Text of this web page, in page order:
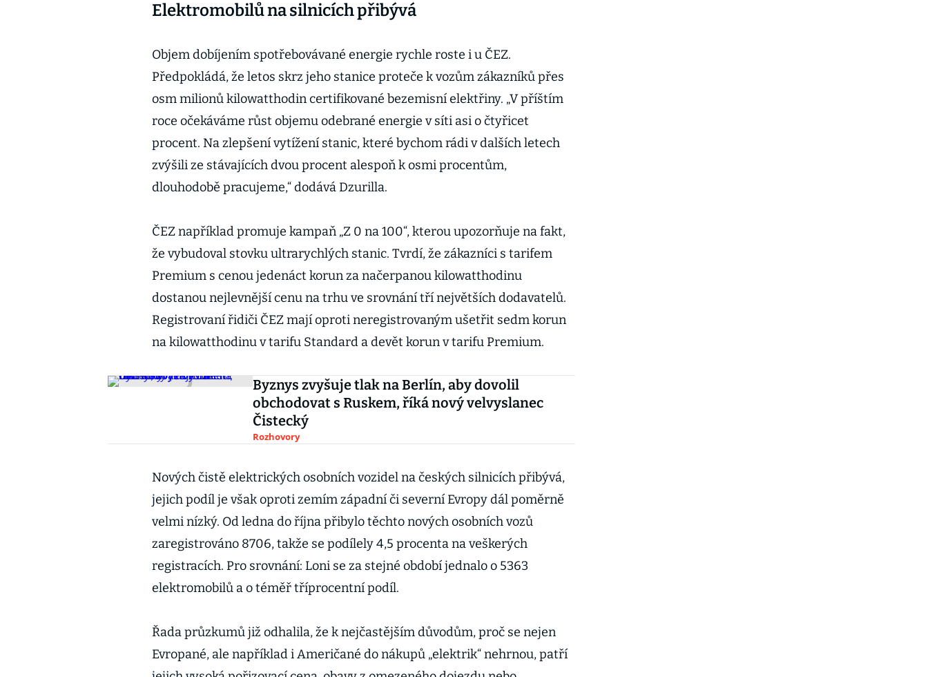
Elektromobilů na silnicích přibývá
Objem dobíjením spotřebovávané energie rychle roste i u ČEZ.
Předpokládá, že letos skrz jeho stanice proteče k vozům zákazníků přes
osm milionů kilowatthodin certifikované bezemisní elektřiny. „V příštím
roce očekáváme růst objemu odebrané energie v síti asi o čtyřicet
procent. Na zlepšení vytížení stanic, které bychom rádi v dalších letech
zvýšili ze stávajících dvou procent alespoň k osmi procentům,
dlouhodobě pracujeme,“ dodává Dzurilla.
ČEZ například promuje kampaň „Z 0 na 100“, kterou upozorňuje na fakt,
že vybudoval stovku ultrarychlých stanic. Tvrdí, že zákazníci s tarifem
Premium s cenou jedenáct korun za načerpanou kilowatthodinu
dostanou nejlevnější cenu na trhu ve srovnání tří největších dodavatelů.
Registrovaní řidiči ČEZ mají oproti neregistrovaným ušetřit sedm korun
na kilowatthodinu v tarifu Standard a devět korun v tarifu Premium.
Byznys zvyšuje tlak na Berlín, aby dovolil
obchodovat s Ruskem, říká nový velvyslanec
Čistecký
Rozhovory
Nových čistě elektrických osobních vozidel na českých silnicích přibývá,
jejich podíl je však oproti zemím západní či severní Evropy dál poměrně
velmi nízký. Od ledna do října přibylo těchto nových osobních vozů
zaregistrováno 8706, takže se podílely 4,5 procenta na veškerých
registracích. Pro srovnání: Loni se za stejné období jednalo o 5363
elektromobilů a o téměř tříprocentní podíl.
Řada průzkumů již odhalila, že k nejčastějším důvodům, proč se nejen
Evropané, ale například i Američané do nákupů „elektrik“ nehrnou, patří